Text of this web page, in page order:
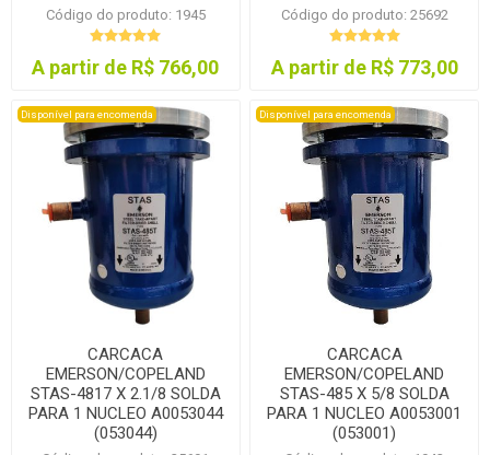
Código do produto: 1945
A partir de R$ 766,00
Código do produto: 25692
A partir de R$ 773,00
Disponível para encomenda
CARCACA
EMERSON/COPELAND
STAS-4817 X 2.1/8 SOLDA
PARA 1 NUCLEO A0053044
(053044)
Disponível para encomenda
CARCACA
EMERSON/COPELAND
STAS-485 X 5/8 SOLDA
PARA 1 NUCLEO A0053001
(053001)